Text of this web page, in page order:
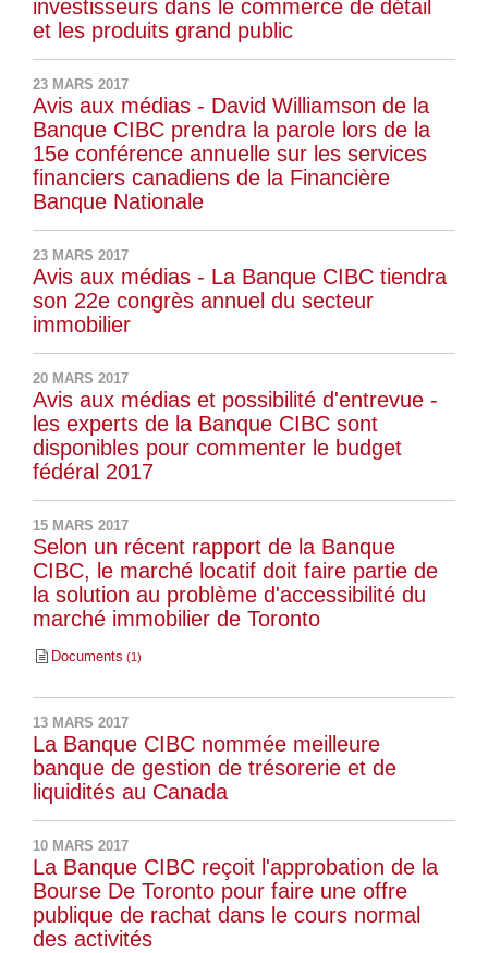
investisseurs dans le commerce de détail
et les produits grand public
23 MARS 2017
Avis aux médias - David Williamson de la
Banque CIBC prendra la parole lors de la
15e conférence annuelle sur les services
financiers canadiens de la Financière
Banque Nationale
23 MARS 2017
Avis aux médias - La Banque CIBC tiendra
son 22e congrès annuel du secteur
immobilier
20 MARS 2017
Avis aux médias et possibilité d'entrevue -
les experts de la Banque CIBC sont
disponibles pour commenter le budget
fédéral 2017
15 MARS 2017
Selon un récent rapport de la Banque
CIBC, le marché locatif doit faire partie de
la solution au problème d'accessibilité du
marché immobilier de Toronto
Documents 1
13 MARS 2017
La Banque CIBC nommée meilleure
banque de gestion de trésorerie et de
liquidités au Canada
10 MARS 2017
La Banque CIBC reçoit l'approbation de la
Bourse De Toronto pour faire une offre
publique de rachat dans le cours normal
des activités